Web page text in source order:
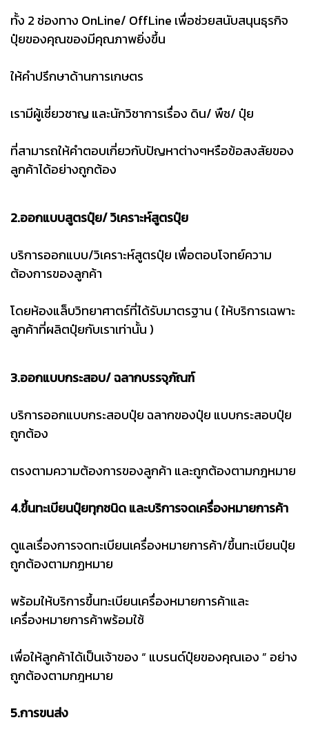
ทั้ง 2 ช่องทาง OnLine/ OffLine เพื่อช่วยสนับสนุนธุรกิจ
ปุ๋ยของคุณของมีคุณภาพยิ่งขึ้น
ให้คำปรึกษาด้านการเกษตร
เรามีผู้เชี่ยวชาญ และนักวิชาการเรื่อง ดิน/ พืช/ ปุ๋ย
ที่สามารถให้คำตอบเกี่ยวกับปัญหาต่างๆหรือข้อสงสัยของ
ลูกค้าได้อย่างถูกต้อง
2.ออกแบบสูตรปุ๋ย/ วิเคราะห์สูตรปุ๋ย
บริการออกแบบ/วิเคราะห์สูตรปุ๋ย เพื่อตอบโจทย์ความ
ต้องการของลูกค้า
โดยห้องแล็บวิทยาศาตร์ที่ได้รับมาตรฐาน ( ให้บริการเฉพาะ
ลูกค้าที่ผลิตปุ๋ยกับเราเท่านั้น )
3.ออกแบบกระสอบ/ ฉลากบรรจุภัณฑ์
บริการออกแบบกระสอบปุ๋ย ฉลากของปุ๋ย แบบกระสอบปุ๋ย
ถูกต้อง
ตรงตามความต้องการของลูกค้า และถูกต้องตามกฎหมาย
4.ขึ้นทะเบียนปุ๋ยทุกชนิด และบริการจดเครื่องหมายการค้า
ดูแลเรื่องการจดทะเบียนเครื่องหมายการค้า/ขึ้นทะเบียนปุ๋ย
ถูกต้องตามกฏหมาย
พร้อมให้บริการขึ้นทะเบียนเครื่องหมายการค้าและ
เครื่องหมายการค้าพร้อมใช้
เพื่อให้ลูกค้าได้เป็นเจ้าของ “ แบรนด์ปุ๋ยของคุณเอง ” อย่าง
ถูกต้องตามกฎหมาย
5.การขนส่ง